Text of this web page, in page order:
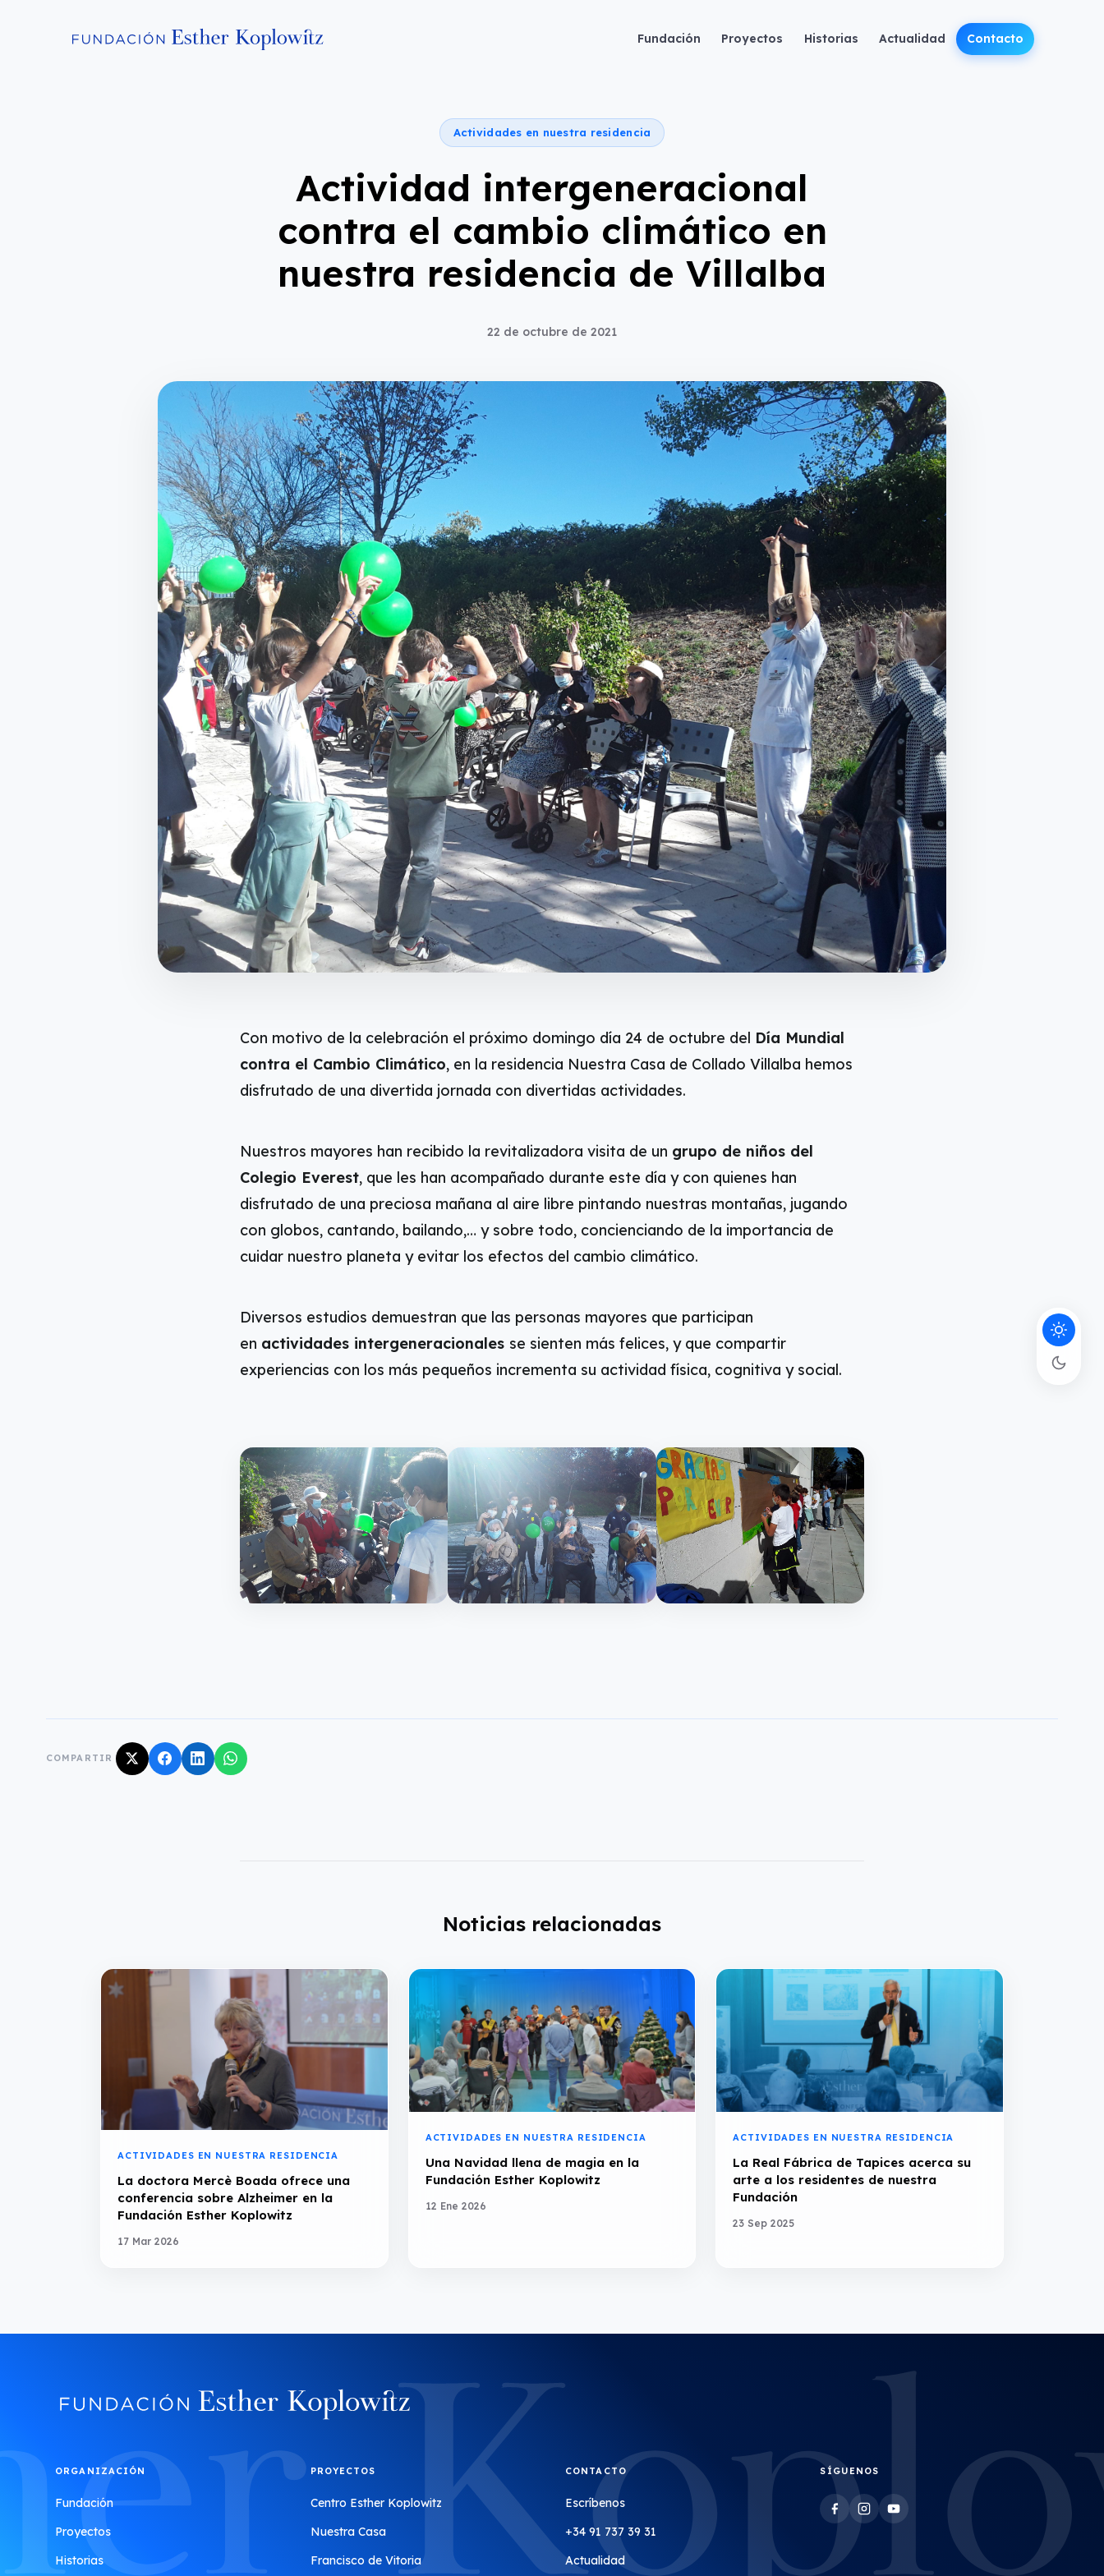
Actividades en nuestra residencia
Actividad intergeneracional
contra el cambio climático en
nuestra residencia de Villalba
22 de octubre de 2021
Con motivo de la celebración el próximo domingo día 24 de octubre del Día Mundial
contra el Cambio Climático, en la residencia Nuestra Casa de Collado Villalba hemos
disfrutado de una divertida jornada con divertidas actividades.
Nuestros mayores han recibido la revitalizadora visita de un grupo de niños del
Colegio Everest, que les han acompañado durante este día y con quienes han
disfrutado de una preciosa mañana al aire libre pintando nuestras montañas, jugando
con globos, cantando, bailando,… y sobre todo, concienciando de la importancia de
cuidar nuestro planeta y evitar los efectos del cambio climático.
Diversos estudios demuestran que las personas mayores que participan
en actividades intergeneracionales se sienten más felices, y que compartir
experiencias con los más pequeños incrementa su actividad física, cognitiva y social.
COMPARTIR
Noticias relacionadas
ACTIVIDADES EN NUESTRA RESIDENCIA
La doctora Mercè Boada ofrece una
conferencia sobre Alzheimer en la
Fundación Esther Koplowitz
17 Mar 2026
ACTIVIDADES EN NUESTRA RESIDENCIA
Una Navidad llena de magia en la
Fundación Esther Koplowitz
12 Ene 2026
ACTIVIDADES EN NUESTRA RESIDENCIA
La Real Fábrica de Tapices acerca su
arte a los residentes de nuestra
Fundación
23 Sep 2025
Fundación Proyectos Historias Actualidad Contacto
ORGANIZACIÓN
Fundación
Proyectos
Historias
PROYECTOS
Centro Esther Koplowitz
Nuestra Casa
Francisco de Vitoria
CONTACTO
Escríbenos
+34 91 737 39 31
Actualidad
SÍGUENOS